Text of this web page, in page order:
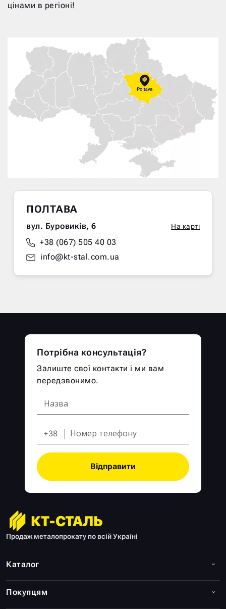
цінами в регіоні!
ПОЛТАВА
вул. Буровиків, 6 На карті
+38 (067) 505 40 03
info@kt-stal.com.ua
Продаж металопрокату по всій Україні
Каталог
Покупцям
Потрібна консультація?
Залиште свої контакти і ми вам
передзвонимо.
+38
Відправити